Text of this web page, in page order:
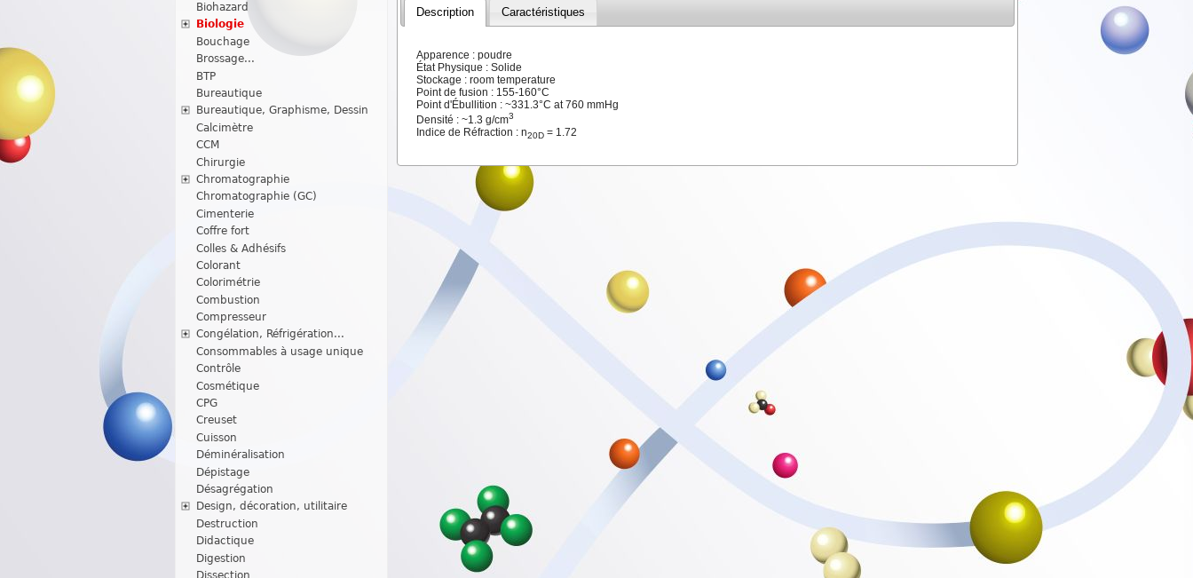
Biohazard
Biologie
Bouchage
Brossage...
BTP
Bureautique
Bureautique, Graphisme, Dessin
Calcimètre
CCM
Chirurgie
Chromatographie
Chromatographie (GC)
Cimenterie
Coffre fort
Colles & Adhésifs
Colorant
Colorimétrie
Combustion
Compresseur
Congélation, Réfrigération...
Consommables à usage unique
Contrôle
Cosmétique
CPG
Creuset
Cuisson
Déminéralisation
Dépistage
Désagrégation
Design, décoration, utilitaire
Destruction
Didactique
Digestion
Dissection
Description Caractéristiques
Apparence : poudre
État Physique : Solide
Stockage : room temperature
Point de fusion : 155-160°C
Point d'Ébullition : ~331.3°C at 760 mmHg
Densité : ~1.3 g/cm3
Indice de Réfraction : n20D = 1.72